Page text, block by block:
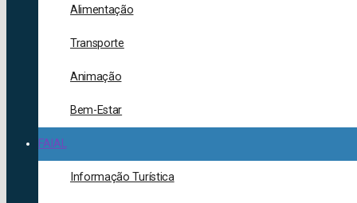
Alimentação
Transporte
Animação
Bem-Estar
FAIAL
Informação Turística